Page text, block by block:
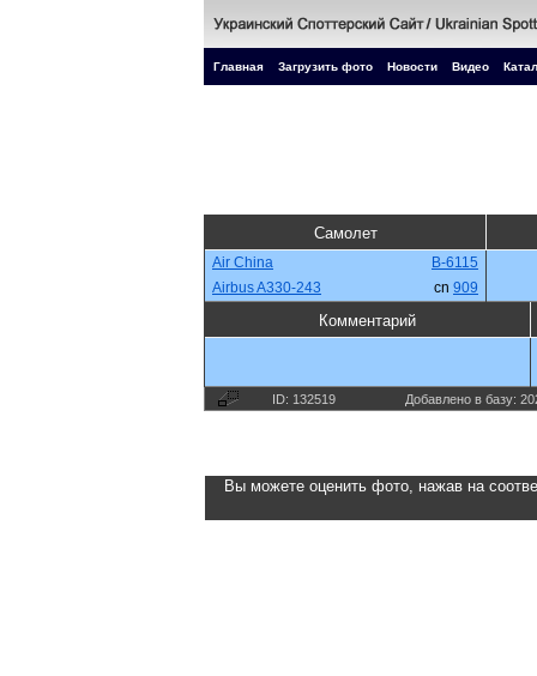
Главная Загрузить фото Новости Видео
Самолет
Air China
B-6115
Airbus A330-243
cn 909
Комментарий
ID: 132519 Добавлено в базу:
Вы можете оценить фото, нажав на